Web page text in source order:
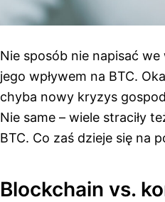
Nie sposób nie napisać
jego wpływem na BTC.
chyba nowy kryzys
Nie same – wiele straciły
BTC. Co zaś dzieje się na
Blockchain vs.